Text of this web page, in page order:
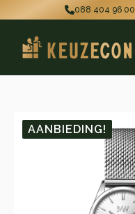
088 404 96 00
AANBIEDING!